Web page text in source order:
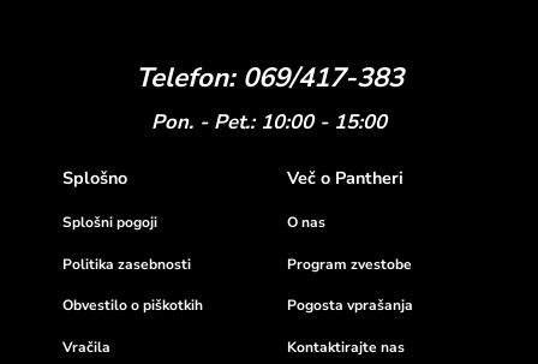
Telefon: 069/417-383
Pon. - Pet.: 10:00 - 15:00
Splošno
Splošni pogoji
Politika zasebnosti
Obvestilo o piškotkih
Vračila
Več o Pantheri
O nas
Program zvestobe
Pogosta vprašanja
Kontaktirajte nas